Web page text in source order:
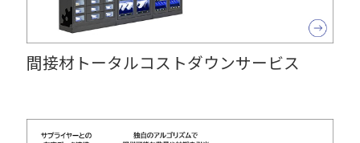
間接材トータルコストダウンサービス